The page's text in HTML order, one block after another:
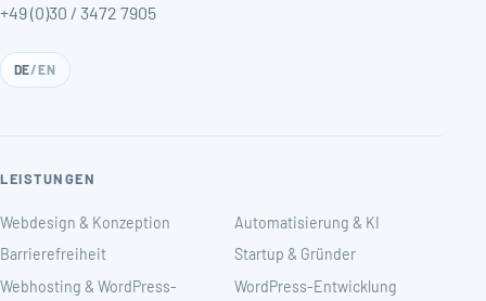
+49 (0)30 / 3472 7905
DE/EN
LEISTUNGEN
Webdesign & Konzeption
Automatisierung & KI
Barrierefreiheit
Startup & Gründer
Webhosting & WordPress-
WordPress-Entwicklung